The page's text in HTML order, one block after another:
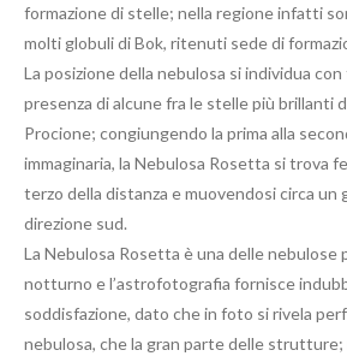
formazione di stelle; nella regione infatti
molti globuli di Bok, ritenuti sede di
La posizione della nebulosa si individua con
presenza di alcune fra le stelle più brillanti
Procione; congiungendo la prima alla
immaginaria, la Nebulosa Rosetta si trova
terzo della distanza e muovendosi circa un
direzione sud.
La Nebulosa Rosetta è una delle nebulose
notturno e l’astrofotografia fornisce
soddisfazione, dato che in foto si rivela
nebulosa, che la gran parte delle